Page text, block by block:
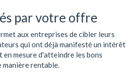
par votre offre
aux entreprises de cibler leurs
qui ont déjà manifesté un intérêt
mesure d'atteindre les bons
manière rentable.